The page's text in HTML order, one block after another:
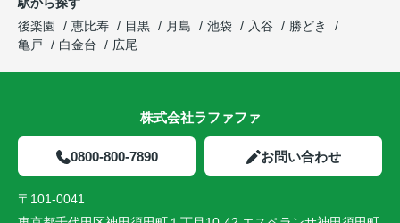
後楽園
恵比寿 目黒 月島 池袋 入谷
勝どき
亀戸
白金台 広尾
株式会社ラファファ
0800-800-7890 お問い合わせ
〒101-0041